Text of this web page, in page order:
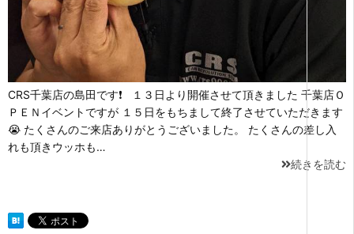
CRS千葉店の島田です❗ １３日より開催させて頂きました 千葉店Ｏ
ＰＥＮイベントですが １５日をもちまして終了させていただきます
😭 たくさんのご来店ありがとうございました。 たくさんの差し入
れも頂きウッホも…
続きを読む